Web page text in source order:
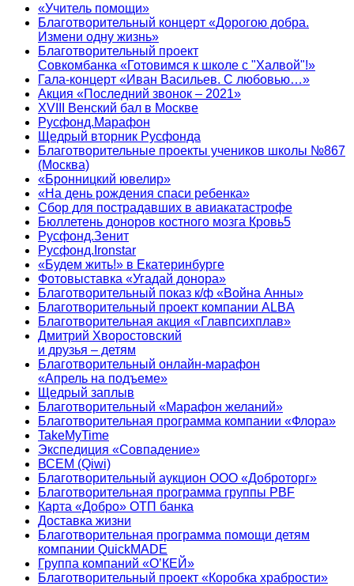
«Учитель помощи»
Благотворительный концерт «Дорогою добра.
Измени одну жизнь»
Благотворительный проект
Совкомбанка «Готовимся к школе с "Халвой"!»
Гала-концерт «Иван Васильев. С любовью…»
Акция «Последний звонок – 2021»
XVIII Венский бал в Москве
Русфонд.Марафон
Щедрый вторник Русфонда
Благотворительные проекты учеников школы №867
(Москва)
«Бронницкий ювелир»
«На день рождения спаси ребенка»
Сбор для пострадавших в авиакатастрофе
Бюллетень доноров костного мозга Кровь5
Русфонд.Зенит
Русфонд.Ironstar
«Будем жить!» в Екатеринбурге
Фотовыставка «Угадай донора»
Благотворительный показ к/ф «Война Анны»
Благотворительный проект компании ALBA
Благотворительная акция «Главпсихплав»
Дмитрий Хворостовский
и друзья – детям
Благотворительный онлайн‑марафон
«Апрель на подъеме»
Щедрый заплыв
Благотворительный «Марафон желаний»
Благотворительная программа компании «Флора»
TakeMyTime
Экспедиция «Совпадение»
ВСЕМ (Qiwi)
Благотворительный аукцион ООО «Доброторг»
Благотворительная программа группы PBF
Карта «Добро» ОТП банка
Доставка жизни
Благотворительная программа помощи детям
компании QuickMADE
Группа компаний «О’КЕЙ»
Благотворительный проект «Коробка храбрости»